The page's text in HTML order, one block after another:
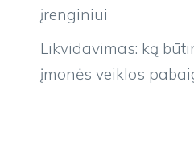
įrenginiui
Likvidavimas: ką
įmonės veiklos